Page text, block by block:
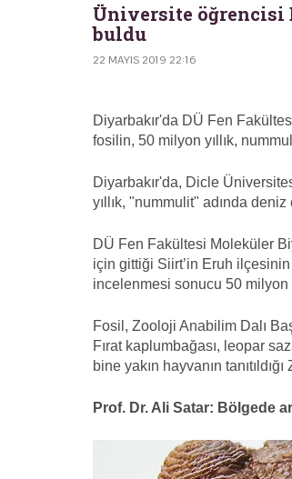
Üniversite
buldu
22 MAYIS 2019 22:16
Diyarbakır'da DÜ Fen
fosilin, 50 milyon yıllık,
Diyarbakır'da, Dicle
yıllık, "nummulit" adında
DÜ Fen Fakültesi Moleküler
için gittiği Siirt’in Eruh
incelenmesi sonucu 50 milyon
Fosil, Zooloji Anabilim Dalı
Fırat kaplumbağası, leopar
bine yakın hayvanın
Prof. Dr. Ali Satar: Bölgede